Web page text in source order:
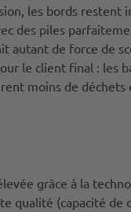
les bords restent
des piles
autant de force de
le client final : les
moins de
grâce à la
qualité (capacité de